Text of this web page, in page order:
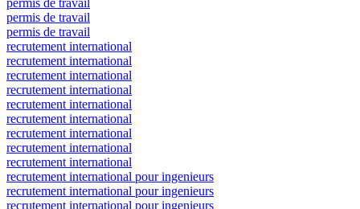
permis de travail
permis de travail
recrutement international
recrutement international
recrutement international
recrutement international
recrutement international
recrutement international
recrutement international
recrutement international
recrutement international
recrutement international pour ingenieurs
recrutement international pour ingenieurs
recrutement international pour ingenieurs